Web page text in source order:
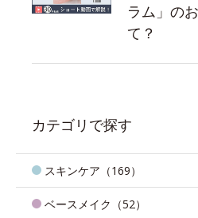
ラム」の
て？
カテゴリで探す
スキンケア（169）
ベースメイク（52）